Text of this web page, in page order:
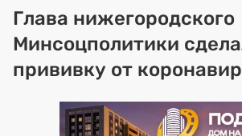
Новости
Статьи
Здоровье
BORЩ
Глава нижегородского
Минсоцполитики
прививку от